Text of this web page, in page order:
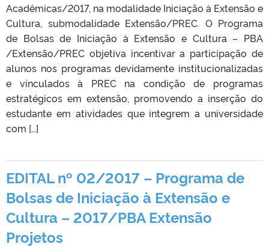
Acadêmicas/2017, na modalidade Iniciação à Extensão e
Cultura, submodalidade Extensão/PREC. O Programa
de Bolsas de Iniciação à Extensão e Cultura – PBA
/Extensão/PREC objetiva incentivar a participação de
alunos nos programas devidamente institucionalizadas
e vinculados à PREC na condição de programas
estratégicos em extensão, promovendo a inserção do
estudante em atividades que integrem a universidade
com […]
EDITAL nº 02/2017 – Programa de
Bolsas de Iniciação à Extensão e
Cultura – 2017/PBA Extensão
Projetos